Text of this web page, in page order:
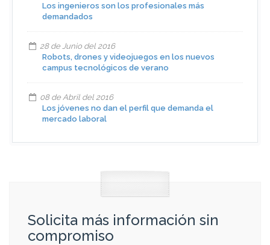
Los ingenieros son los profesionales más
demandados
28 de Junio del 2016
Robots, drones y videojuegos en los nuevos
campus tecnológicos de verano
08 de Abril del 2016
Los jóvenes no dan el perfil que demanda el
mercado laboral
Solicita más información sin
compromiso